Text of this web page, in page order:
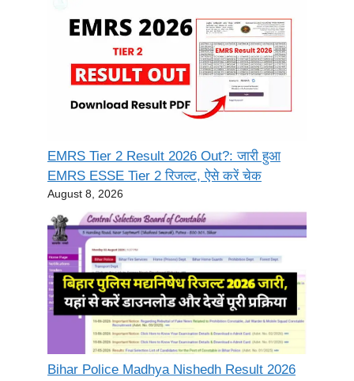
EMRS Tier 2 Result 2026 Out?: जारी हुआ
EMRS ESSE Tier 2 रिजल्ट, ऐसे करें चेक
August 8, 2026
Bihar Police Madhya Nishedh Result 2026